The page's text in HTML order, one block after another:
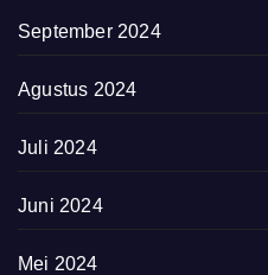
September 2024
Agustus 2024
Juli 2024
Juni 2024
Mei 2024